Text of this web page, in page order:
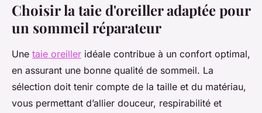
Choisir la taie d'oreiller adaptée pour
un sommeil réparateur
Une taie oreiller idéale contribue à un confort optimal,
en assurant une bonne qualité de sommeil. La
sélection doit tenir compte de la taille et du matériau,
vous permettant d’allier douceur, respirabilité et